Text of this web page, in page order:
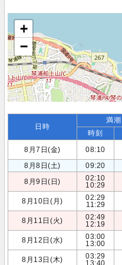
+
−
日時
満潮
時刻
8月7日(金)
08:10
8月8日(土)
09:20
8月9日(日)
02:10
10:29
8月10日(月)
02:29
11:29
8月11日(火)
02:49
12:19
8月12日(水)
03:00
13:00
8月13日(木)
03:29
13:40